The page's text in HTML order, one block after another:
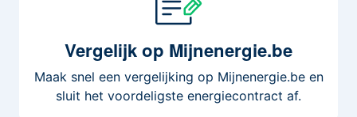
Vergelijkop Mijnenergie.be
Maak snel een vergelijking op Mijnenergie.be en
sluit het voordeligste energiecontract af.